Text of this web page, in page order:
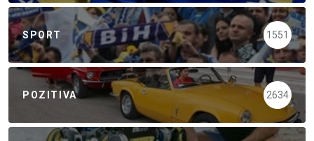
SPORT 1551
POZITIVA 2634